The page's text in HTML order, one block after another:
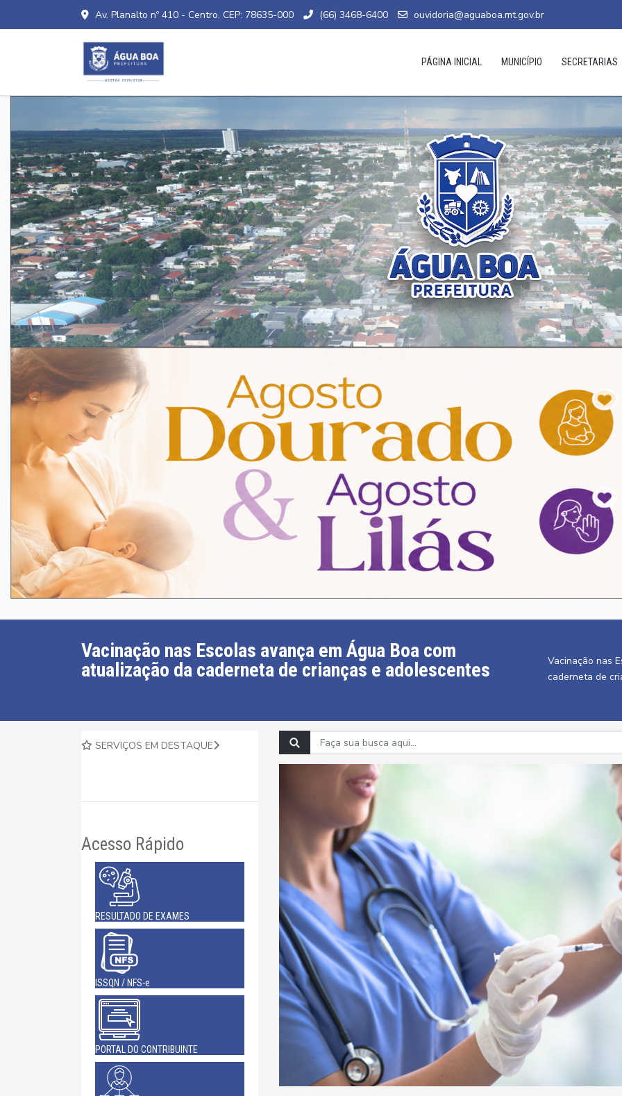
Av. Planalto nº 410 - Centro. CEP: 78635-000 (66) 3468-6400 ouvidoria@aguaboa.mt.gov.br
PÁGINA INICIAL MUNICÍPIO SECRETARIAS
Vacinação nas Escolas avança em Água Boa com
atualização da caderneta de crianças e adolescentes
Vacinação nas
caderneta de
SERVIÇOS EM DESTAQUE
Acesso Rápido
RESULTADO DE EXAMES
ISSQN / NFS-e
PORTAL DO CONTRIBUINTE